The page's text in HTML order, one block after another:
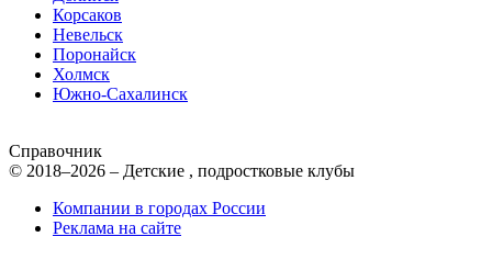
Корсаков
Невельск
Поронайск
Холмск
Южно-Сахалинск
Справочник
© 2018–2026 – Детские , подростковые клубы
Компании в городах России
Реклама на сайте